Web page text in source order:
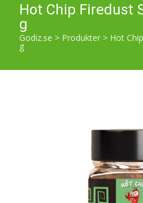
Hot Chip Firedust
g
Godiz.se > Produkter > Hot
g